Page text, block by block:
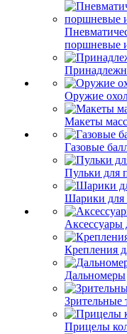
поршневые
Оружие
Макеты
Газовые
Пульки для
Шарики для
Аксессуары
Крепления
Дальномеры
Зрительные
Прицелы